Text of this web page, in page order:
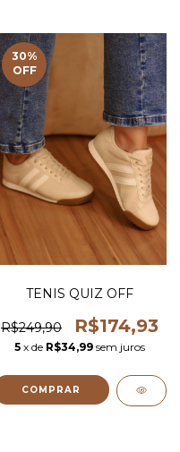
30%
OFF
TENIS QUIZ OFF
R$249,90 R$174,93
5 x de R$34,99 sem juros
COMPRAR